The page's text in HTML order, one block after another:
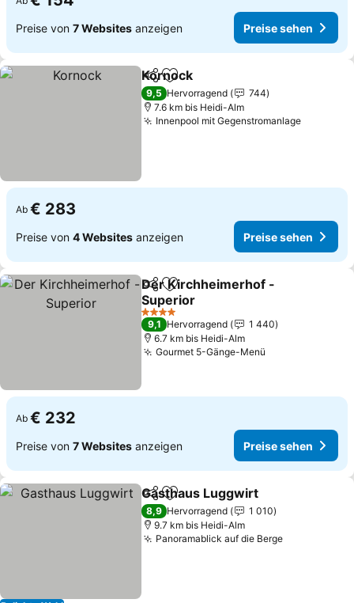
Preise von 7 Websites anzeigen Preise sehen
TeilenZu Favoriten hinzufügen
Kornock
9,5 Hervorragend
744
7.6 km bis Heidi-Alm
Innenpool mit Gegenstromanlage
Ab € 283
Preise von 4 Websites anzeigen Preise sehen
TeilenZu Favoriten hinzufügen
Der Kirchheimerhof -
Superior
4 Sterne
9,1 Hervorragend
1 440
6.7 km bis Heidi-Alm
Gourmet 5-Gänge-Menü
Ab € 232
Preise von 7 Websites anzeigen Preise sehen
TeilenZu Favoriten hinzufügen
Gasthaus Luggwirt
8,9 Hervorragend
1 010
9.7 km bis Heidi-Alm
Panoramablick auf die Berge